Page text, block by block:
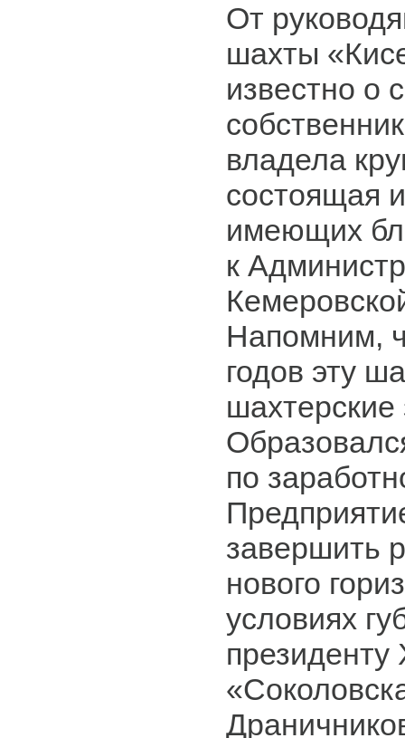
От
шахты
известно о
владела
состоящая
имеющих
к
Напомним,
годов эту
шахтерские
по
завершить
нового
условиях
президенту